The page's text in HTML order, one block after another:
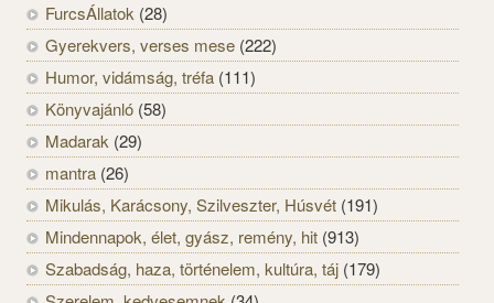
FurcsÁllatok (28)
Gyerekvers, verses mese (222)
Humor, vidámság, tréfa (111)
Könyvajánló (58)
Madarak (29)
mantra (26)
Mikulás, Karácsony, Szilveszter, Húsvét (191)
Mindennapok, élet, gyász, remény, hit (913)
Szabadság, haza, történelem, kultúra, táj (179)